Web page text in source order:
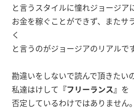
と言うスタイルに憧れジョージア
お金を稼ぐことができず、またサ
く
と言うのがジョージアのリアルです
勘違いをしないで読んで頂きたい
私達はけして 『フリーランス』 を
否定しているわけではありません。